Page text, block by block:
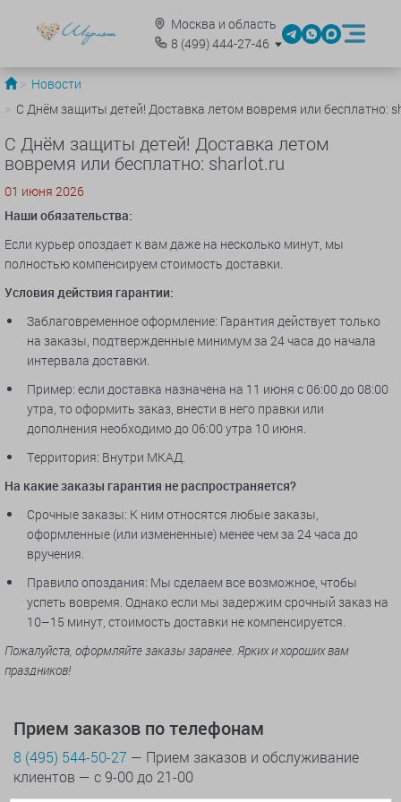
Москва и область
8 (499)444-27-46
Новости
С Днём защиты детей! Доставка летом вовремя или бесплатно:
С Днём защиты детей! Доставка летом
вовремя или бесплатно: sharlot.ru
01 июня 2026
Наши обязательства:
Если курьер опоздает к вам даже на несколько минут, мы
полностью компенсируем стоимость доставки.
Условия действия гарантии:
Заблаговременное оформление: Гарантия действует только
на заказы, подтвержденные минимум за 24 часа до начала
интервала доставки.
Пример: если доставка назначена на 11 июня с 06:00 до 08:00
утра, то оформить заказ, внести в него правки или
дополнения необходимо до 06:00 утра 10 июня.
Территория: Внутри МКАД.
На какие заказы гарантия не распространяется?
Срочные заказы: К ним относятся любые заказы,
оформленные (или измененные) менее чем за 24 часа до
вручения.
Правило опоздания: Мы сделаем все возможное, чтобы
успеть вовремя. Однако если мы задержим срочный заказ на
10–15 минут, стоимость доставки не компенсируется.
Пожалуйста, оформляйте заказы заранее. Ярких и хороших вам
праздников!
Прием заказов по телефонам
8 (495) 544-50-27 — Прием заказов и обслуживание
клиентов — с 9-00 до 21-00